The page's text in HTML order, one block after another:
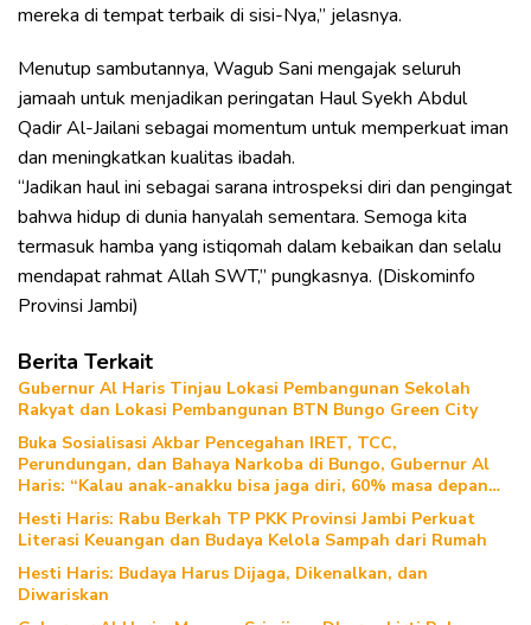
mereka di tempat terbaik di sisi-Nya,” jelasnya.
Menutup sambutannya, Wagub Sani mengajak seluruh
jamaah untuk menjadikan peringatan Haul Syekh Abdul
Qadir Al-Jailani sebagai momentum untuk memperkuat iman
dan meningkatkan kualitas ibadah.
“Jadikan haul ini sebagai sarana introspeksi diri dan pengingat
bahwa hidup di dunia hanyalah sementara. Semoga kita
termasuk hamba yang istiqomah dalam kebaikan dan selalu
mendapat rahmat Allah SWT,” pungkasnya. (Diskominfo
Provinsi Jambi)
Berita Terkait
Gubernur Al Haris Tinjau Lokasi Pembangunan Sekolah
Rakyat dan Lokasi Pembangunan BTN Bungo Green City
Buka Sosialisasi Akbar Pencegahan IRET, TCC,
Perundungan, dan Bahaya Narkoba di Bungo, Gubernur Al
Haris: “Kalau anak-anakku bisa jaga diri, 60% masa depan
sudah ada di tangan”
Hesti Haris: Rabu Berkah TP PKK Provinsi Jambi Perkuat
Literasi Keuangan dan Budaya Kelola Sampah dari Rumah
Hesti Haris: Budaya Harus Dijaga, Dikenalkan, dan
Diwariskan